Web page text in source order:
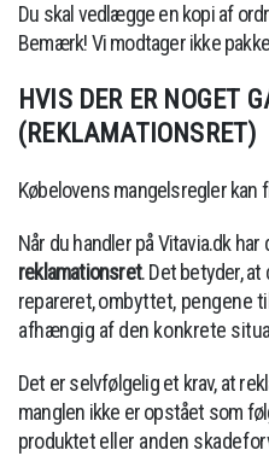
Du skal vedlægge en kopi af
Bemærk! Vi modtager ikke
HVIS DER ER NOGET
(REKLAMATIONSRET)
Købelovens mangelsregler kan
Når du handler på Vitavia.dk
reklamationsret. Det betyder,
repareret,ombyttet, pengene
afhængig af den konkrete
Det er selvfølgelig et krav, at
manglen ikke er opstået som
produkteteller anden